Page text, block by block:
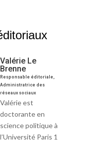
Valérie Le
Brenne
Responsable éditoriale,
Administratrice des
réseaux sociaux
Valérie est
doctorante en
science politique à
l’Université Paris 1